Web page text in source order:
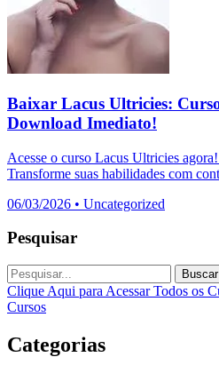
Baixar Lacus Ultricies:
Download Imediato!
Acesse o curso Lacus Ultricies
Transforme suas habilidades com
06/03/2026 • Uncategorized
Pesquisar
Buscar
Clique Aqui para Acessar Todos os
Cursos
Categorias